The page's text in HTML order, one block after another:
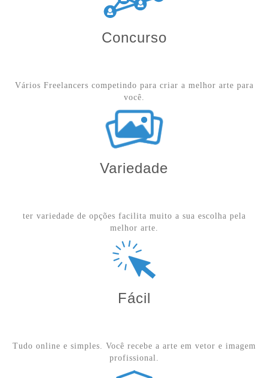
Concurso
Vários Freelancers competindo para criar a melhor arte para
você.
Variedade
ter variedade de opções facilita muito a sua escolha pela
melhor arte.
Fácil
Tudo online e simples. Você recebe a arte em vetor e imagem
profissional.